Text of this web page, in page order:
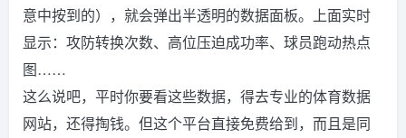
意中按到的），就会弹出半透明的数据面板。上面实时
显示：攻防转换次数、高位压迫成功率、球员跑动热点
图……
这么说吧，平时你要看这些数据，得去专业的体育数据
网站，还得掏钱。但这个平台直接免费给到，而且是同